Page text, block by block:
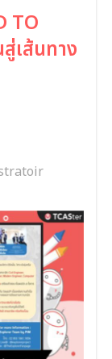
TO
เส้นทาง